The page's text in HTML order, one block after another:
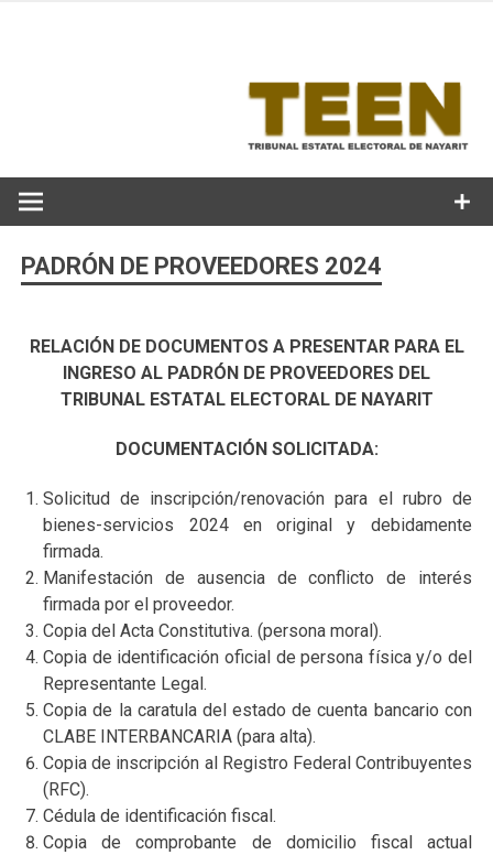
PADRÓN DE PROVEEDORES 2024
RELACIÓN DE DOCUMENTOS A PRESENTAR PARA EL
INGRESO AL PADRÓN DE PROVEEDORES DEL
TRIBUNAL ESTATAL ELECTORAL DE NAYARIT
DOCUMENTACIÓN SOLICITADA:
Solicitud de inscripción/renovación para el rubro de
bienes-servicios 2024 en original y debidamente
firmada.
Manifestación de ausencia de conflicto de interés
firmada por el proveedor.
Copia del Acta Constitutiva. (persona moral).
Copia de identificación oficial de persona física y/o del
Representante Legal.
Copia de la caratula del estado de cuenta bancario con
CLABE INTERBANCARIA (para alta).
Copia de inscripción al Registro Federal Contribuyentes
(RFC).
Cédula de identificación fiscal.
Copia de comprobante de domicilio fiscal actual